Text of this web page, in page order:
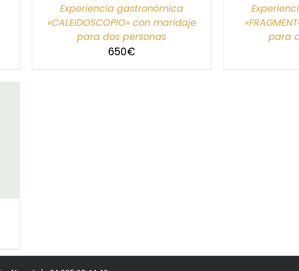
Experiencia gastronómica
«CALEIDOSCOPIO» con maridaje
para dos personas
650€
para